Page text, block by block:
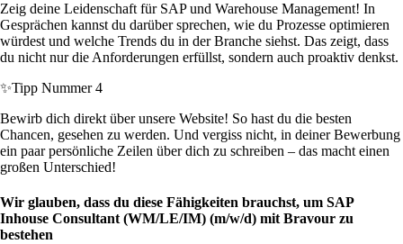
Zeig deine Leidenschaft für SAP und Warehouse Management! In
Gesprächen kannst du darüber sprechen, wie du Prozesse optimieren
würdest und welche Trends du in der Branche siehst. Das zeigt, dass
du nicht nur die Anforderungen erfüllst, sondern auch proaktiv denkst.
✨Tipp Nummer 4
Bewirb dich direkt über unsere Website! So hast du die besten
Chancen, gesehen zu werden. Und vergiss nicht, in deiner Bewerbung
ein paar persönliche Zeilen über dich zu schreiben – das macht einen
großen Unterschied!
Wir glauben, dass du diese Fähigkeiten brauchst, um SAP
Inhouse Consultant (WM/LE/IM) (m/w/d) mit Bravour zu
bestehen